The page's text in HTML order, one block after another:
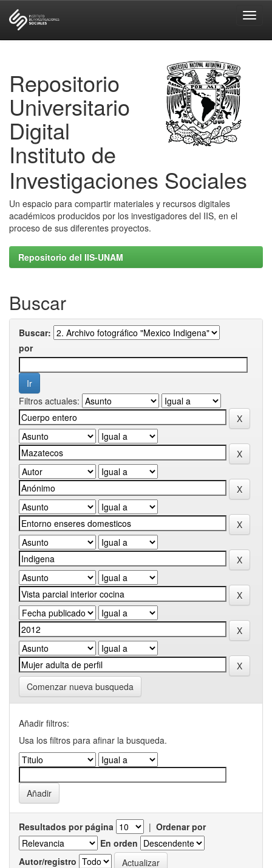
Repositorio
Universitario
Digital
Instituto de
Investigaciones Sociales
Un espacio para compartir materiales y recursos digitales
académicos producidos por los investigadores del IIS, en el
proceso de sus diferentes proyectos.
Repositorio del IIS-UNAM
Buscar
Buscar:
por
Filtros actuales:
Comenzar nueva busqueda
Añadir filtros:
Usa los filtros para afinar la busqueda.
Resultados por página | Ordenar por
En orden
Autor/registro